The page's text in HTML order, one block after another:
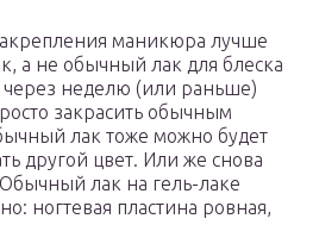
маникюра лучше
а не обычный лак для блеска
неделю (или раньше)
закрасить обычным
лак тоже можно будет
другой цвет. Или же снова
лак на гель-лаке
ногтевая пластина ровная,